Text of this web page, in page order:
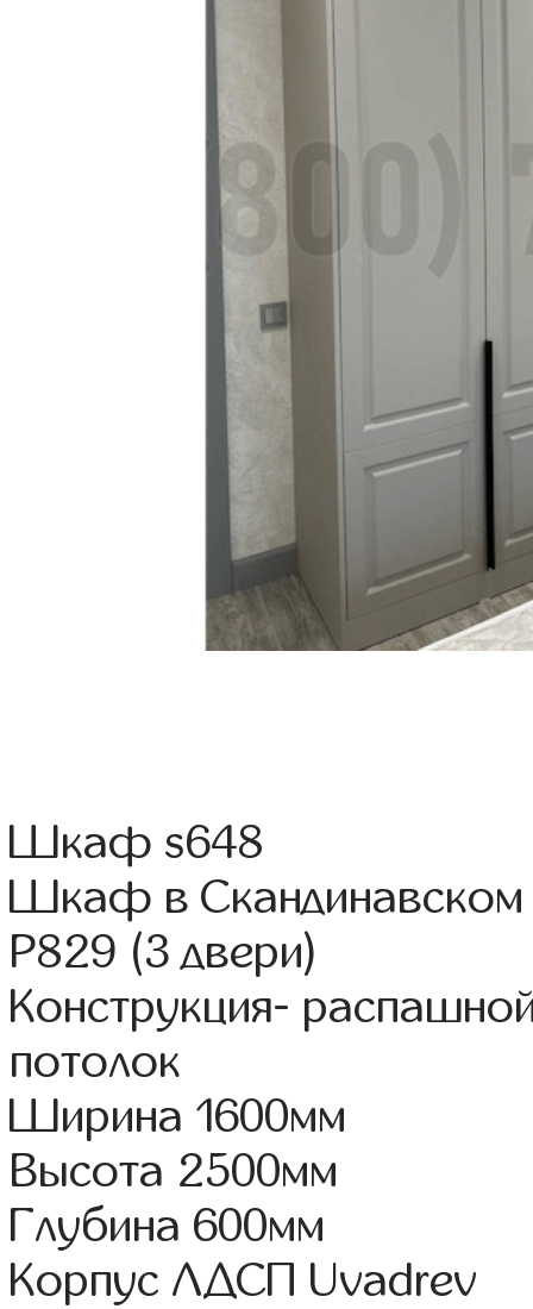
Шкаф s648
Шкаф в Скандинавском
Р829 (3 двери)
Конструкция-
потолок
Ширина 1600мм
Высота 2500мм
Глубина 600мм
Корпус ЛДСП Uvadrev